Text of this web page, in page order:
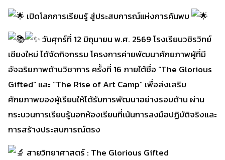
เปิดโลกการเรียนรู้ สู่ประสบการณ์แห่งการค้นพบ
วันศุกร์ที่ 12 มิถุนายน พ.ศ. 2569 โรงเรียนวชิรวิทย์
เชียงใหม่ ได้จัดกิจกรรม โครงการค่ายพัฒนาศักยภาพผู้ที่มี
อัจฉริยภาพด้านวิชาการ ครั้งที่ 16 ภายใต้ชื่อ “The Glorious
Gifted” และ “The Rise of Art Camp” เพื่อส่งเสริม
ศักยภาพของผู้เรียนให้ได้รับการพัฒนาอย่างรอบด้าน ผ่าน
กระบวนการเรียนรู้นอกห้องเรียนที่เน้นการลงมือปฏิบัติจริงและ
การสร้างประสบการณ์ตรง
สายวิทยาศาสตร์ : The Glorious Gifted